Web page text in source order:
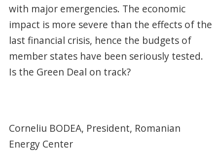
with major emergencies. The economic
impact is more severe than the effects of the
last financial crisis, hence the budgets of
member states have been seriously tested.
Is the Green Deal on track?
Corneliu BODEA, President, Romanian
Energy Center